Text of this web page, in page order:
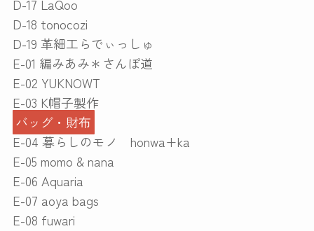
D-17 LaQoo
D-18 tonocozi
D-19 革細工らでぃっしゅ
E-01 編みあみ＊さんぽ道
E-02 YUKNOWT
E-03 K帽子製作
バッグ・財布
E-04 暮らしのモノ honwa+ka
E-05 momo & nana
E-06 Aquaria
E-07 aoya bags
E-08 fuwari